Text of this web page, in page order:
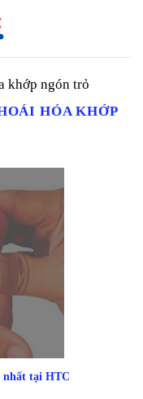
khớp ngón trỏ
HÓA KHỚP
nhất tại HTC